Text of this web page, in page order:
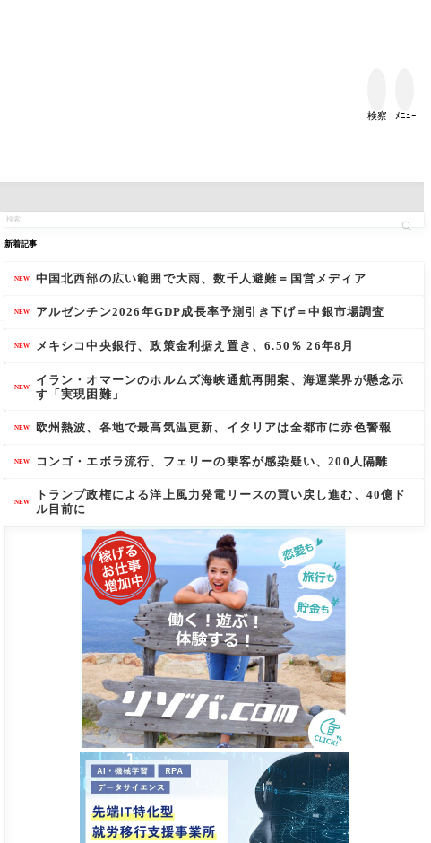
検察 ﾒﾆｭｰ
新着記事
NEW 中国北西部の広い範囲で大雨、数千人避難＝国営メディア
NEW アルゼンチン2026年GDP成長率予測引き下げ＝中銀市場調査
NEW メキシコ中央銀行、政策金利据え置き、6.50％ 26年8月
NEW
イラン・オマーンのホルムズ海峡通航再開案、海運業界が懸念示
す「実現困難」
NEW 欧州熱波、各地で最高気温更新、イタリアは全都市に赤色警報
NEW コンゴ・エボラ流行、フェリーの乗客が感染疑い、200人隔離
NEW
トランプ政権による洋上風力発電リースの買い戻し進む、40億ド
ル目前に